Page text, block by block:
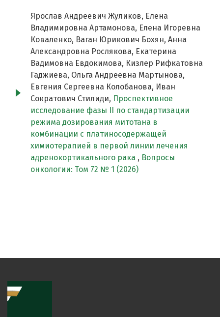
Ярослав Андреевич Жуликов, Елена
Владимировна Артамонова, Елена Игоревна
Коваленко, Ваган Юрикович Бохян, Анна
Александровна Рослякова, Екатерина
Вадимовна Евдокимова, Кизлер Рифкатовна
Гаджиева, Ольга Андреевна Мартынова,
Евгения Сергеевна Колобанова, Иван
Сократович Стилиди, Проспективное
исследование фазы II по стандартизации
режима дозирования митотана в
комбинации с платиносодержащей
химиотерапией в первой линии лечения
адренокортикального рака , Вопросы
онкологии: Том 72 № 1 (2026)